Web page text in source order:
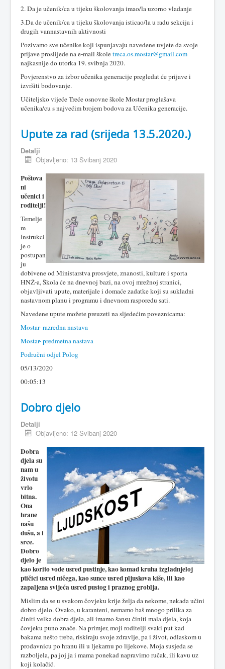
2. Da je učenik/ca u tijeku školovanja imao/la uzorno vladanje
3.Da de učenik/ca u tijeku školovanja isticao/la u radu sekcija i
drugih vannastavnih aktivnosti
Pozivamo sve učenike koji ispunjavaju navedene uvjete da svoje
prijave proslijede na e-mail školetreca.os.mostar@gmail.com
najkasnije do utorka 19. svibnja 2020.
Povjerenstvo za izbor učenika generacije pregledat će prijave i
izvršiti bodovanje.
Učiteljsko vijeće Treće osnovne škole Mostar proglašava
učenika/cu s najvećim brojem bodova za Učenika generacije.
Upute za rad (srijeda 13.5.2020.)
Detalji
Objavljeno: 13 Svibanj 2020
Poštova
ni
učenici i
roditelji!
Temelje
m
Instrukci
je o
postupan
ju
dobivene od Ministarstva prosvjete, znanosti, kulture i sporta
HNŽ-a, Škola će na dnevnoj bazi, na ovoj mrežnoj stranici,
objavljivati upute, materijale i domaće zadatke koji su sukladni
nastavnom planu i programu i dnevnom rasporedu sati.
Navedene upute možete preuzeti na sljedećim poveznicama:
Mostar- razredna nastava
Mostar- predmetna nastava
Područni odjel Polog
05/13/2020
00:05:13
Dobro djelo
Detalji
Objavljeno: 12 Svibanj 2020
Dobra
djela su
nam u
životu
vrlo
bitna.
Ona
hrane
našu
dušu, a i
srce.
Dobro
djelo je
kao korito vode usred pustinje, kao komad kruha izgladnjeloj
ptičici usred ničega, kao sunce usred pljuskova kiše, ili kao
zapaljena svijeća usred pustog i praznog groblja.
Mislim da se u svakom čovjeku krije želja da nekome, nekada učini
dobro djelo. Ovako, u karanteni, nemamo baš mnogo prilika za
činiti velka dobra djela, ali imamo šansu činiti mala djela, koja
čovjeku puno znače. Na primjer, moji roditelji svaki put kad
bakama nešto treba, riskiraju svoje zdravlje, pa i život, odlaskom u
prodavnicu po hranu ili u ljekarnu po lijekove. Moja susjeda se
razboljela, pa joj ja i mama ponekad napravimo ručak, ili kavu uz
koji kolačić.